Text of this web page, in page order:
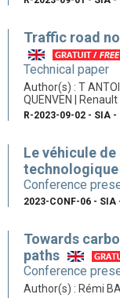
Traffic road
Technical paper
Author(s) : T
QUENVEN | Renault
R-2023-09-02 - SIA -
Le véhicule
technologique
Conference
2023-CONF-06 - SIA
Towards
paths
Conference
Author(s) : Rémi